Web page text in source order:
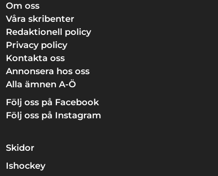
Om oss
Våra skribenter
Redaktionell policy
Privacy policy
Kontakta oss
Annonsera hos oss
Alla ämnen A-Ö
Följ oss på Facebook
Följ oss på Instagram
Skidor
Ishockey